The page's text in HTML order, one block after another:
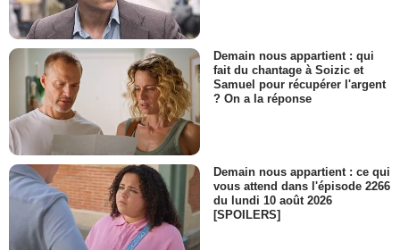
Demain nous appartient : qui
fait du chantage à Soizic et
Samuel pour récupérer l'argent
? On a la réponse
Demain nous appartient : ce qui
vous attend dans l'épisode 2266
du lundi 10 août 2026
[SPOILERS]